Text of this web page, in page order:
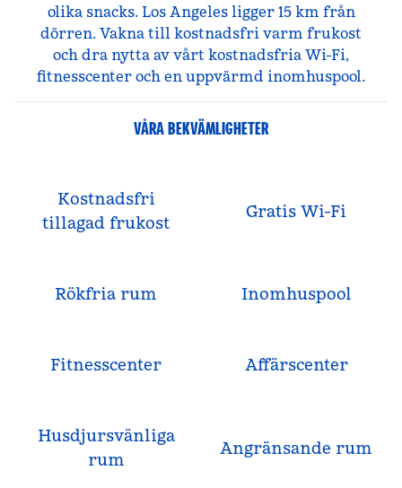
olika snacks. Los Angeles ligger 15 km från
dörren. Vakna till kostnadsfri varm frukost
och dra nytta av vårt kostnadsfria Wi-Fi,
fitnesscenter och en uppvärmd inomhuspool.
VÅRA BEKVÄMLIGHETER
Kostnadsfri
tillagad frukost
Gratis Wi-Fi
Rökfria rum Inomhuspool
Fitnesscenter Affärscenter
Husdjursvänliga
rum
Angränsande rum